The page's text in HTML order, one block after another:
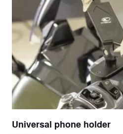
Universal phone holder